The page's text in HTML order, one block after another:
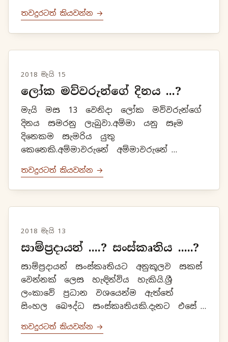
මෙලොව ජීවත්ව සිටිය නොහැකියි.දැනුමේ
ප්‍රමාණය අනුව උගත්කම තී...
තවදුරටත් කියවන්න →
2018 මැයි 15
ලෝක මව්වරුන්ගේ දිනය ...?
මැයි මස 13 වෙනිදා ලෝක මව්වරුන්ගේ
දිනය සමරනු ලැබුවා.අම්මා යනු සෑම
දිනෙකම සැමරිය යුතු
කෙනෙකි.අම්මාවරුනේ අම්මාවරුනේ
කඳුළු දකින දාසුරලොව සිට අත පාඒ
කඳුලැලි පිස...
තවදුරටත් කියවන්න →
2018 මැයි 13
සාම්ප්‍රදායන් ....? සංස්කෘතිය .....?
සාම්ප්‍රදායන් සංස්කෘතියට අනුකූලව සකස්
වෙන්නක් ලෙස හැඳින්විය හැකියි.ශ්‍රී
ලංකාවේ ප්‍රධාන වශයෙන්ම ඇත්තේ
සිංහල බෞද්ධ සංස්කෘතියකි.දැනට එසේ
බෞද්ධ ජනතාව බොහෝ පිරිසක් ජී...
තවදුරටත් කියවන්න →